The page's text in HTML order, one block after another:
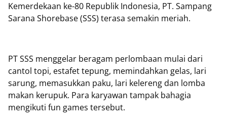
Kemerdekaan ke-80 Republik Indonesia, PT. Sampang
Sarana Shorebase (SSS) terasa semakin meriah.
PT SSS menggelar beragam perlombaan mulai dari
cantol topi, estafet tepung, memindahkan gelas, lari
sarung, memasukkan paku, lari kelereng dan lomba
makan kerupuk. Para karyawan tampak bahagia
mengikuti fun games tersebut.